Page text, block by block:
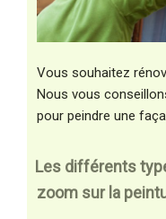
Vous souhaitez
Nous vous
pour peindre une
Les différents
zoom sur la